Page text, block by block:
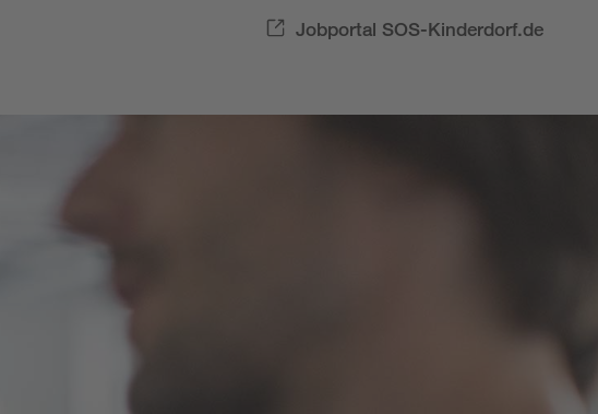
Jobportal SOS-Kinderdorf.de